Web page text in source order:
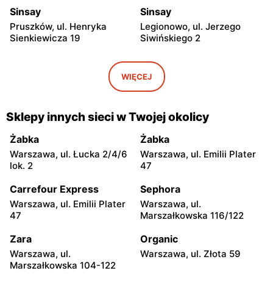
Sinsay
Pruszków, ul. Henryka
Sienkiewicza 19
Sinsay
Legionowo, ul. Jerzego
Siwińskiego 2
Wołomin, ul. Geodetów 2
Sinsay
Otwock, ul. Płk. Ryszarda
Kuklińskiego 1
Sinsay
Otwock, ul. Karczewska 6
Sinsay
Podkowa Leśna, ul. Gołębia
26
Sinsay Sinsay
Wojska Polskiego 20
Sinsay
Rzemieślnicza 22
Sinsay
Konstytucji 3 Maja 5
Sinsay Sinsay
WIĘCEJ
Sklepy innych sieci w Twojej okolicy
Żabka
Warszawa, ul. Łucka 2/4/6
lok. 2
Żabka
Warszawa, ul. Emilii Plater
47
Carrefour Express
Warszawa, ul. Emilii Plater
47
Sephora
Warszawa, ul.
Marszałkowska 116/122
Zara
Warszawa, ul.
Marszałkowska 104-122
Organic
Warszawa, ul. Złota 59